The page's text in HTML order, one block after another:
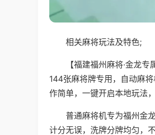
相关麻将玩法及特色;
【福建福州麻将·金龙
144张麻将牌专用，自动麻
作简单，一键开启本地玩法
普通麻将机专为福州金
计分无误，洗牌分牌均匀，